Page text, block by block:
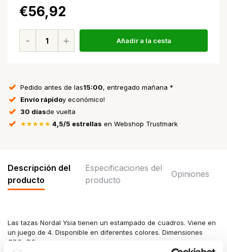
€56,92
Añadir a la cesta
Pedido antes de las15:00, entregado mañana *
Envío rápidoy económico!
30 díasde vuelta
★★★★★ 4,5/5 estrellas en Webshop Trustmark
Descripción del
producto
Especificaciones del
producto
Opiniones
Las tazas Nordal Ysia tienen un estampado de cuadros. Viene en
un juego de 4. Disponible en diferentes colores. Dimensiones
Ø7,5x7,5cm